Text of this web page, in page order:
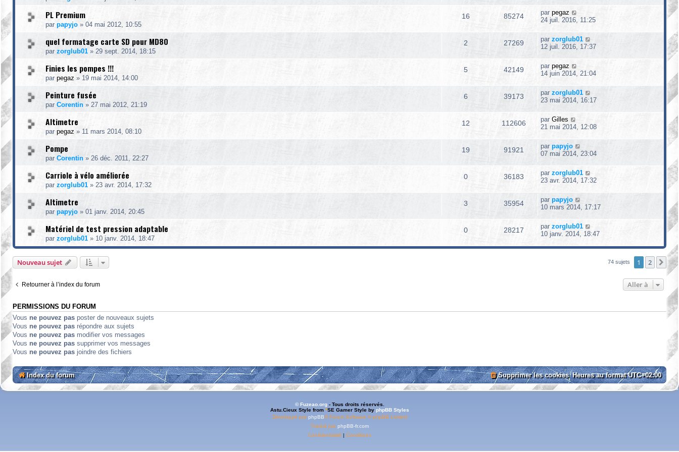
PL Premium
par papyjo » 04 mai 2012, 10:55
16 85274 par pegaz
24 juil. 2016, 11:25
quel formatage carte SD pour MD80
par zorglub01 » 29 sept. 2014, 18:15
2 27269 par zorglub01
12 juil. 2016, 17:37
Finies les pompes !!!
par pegaz » 19 mai 2014, 14:00
5 42149 par pegaz
14 juin 2014, 21:04
Peinture fusée
par Corentin » 27 mai 2012, 21:19
6 39173 par zorglub01
23 mai 2014, 16:17
Altimetre
par pegaz » 11 mars 2014, 08:10
12 112606 par Gilles
21 mai 2014, 12:08
Pompe
par Corentin » 26 déc. 2011, 22:27
19 91921 par papyjo
07 mai 2014, 23:04
Carriole à vélo améliorée
par zorglub01 » 23 avr. 2014, 17:32
0 36183 par zorglub01
23 avr. 2014, 17:32
Altimetre
par papyjo » 01 janv. 2014, 20:45
3 35954 par papyjo
10 mars 2014, 17:17
Matériel de test pression adaptable
par zorglub01 » 10 janv. 2014, 18:47
0 28217 par zorglub01
10 janv. 2014, 18:47
Nouveau sujet 74 sujets 1 2
Retourner à l’index du forum Aller à
PERMISSIONS DU FORUM
Vous ne pouvez pas poster de nouveaux sujets
Vous ne pouvez pas répondre aux sujets
Vous ne pouvez pas modifier vos messages
Vous ne pouvez pas supprimer vos messages
Vous ne pouvez pas joindre des fichiers
Index du forum Heures au formatUTC+02:00
Supprimer les cookies
© Fuzeao.org- Tous droits réservés.
Astu.Cieux Style from *SE Gamer Style by phpBB Styles
Développé par phpBB® Forum Software © phpBB Limited
Traduit parphpBB-fr.com
Confidentialité | Conditions